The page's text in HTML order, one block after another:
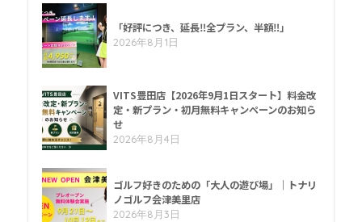
「好評につき、延長‼全プラン、半額‼」
2026年8月1日
VITS豊田店【2026年9月1日スタート】料金改
定・新プラン・初月無料キャンペーンのお知ら
せ
2026年8月4日
ゴルフ好きのための「大人の遊び場」｜トナリ
ノゴルフ会津美里店
2026年8月3日